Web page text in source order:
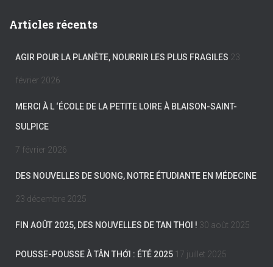
Articles récents
AGIR POUR LA PLANÈTE, NOURRIR LES PLUS FRAGILES 23
février 2026
MERCI À L ‘ÉCOLE DE LA PETITE LOIRE À BLAISON-SAINT-
SULPICE
7 février 2026
DES NOUVELLES DE SUONG, NOTRE ÉTUDIANTE EN MÉDECINE
23 décembre 2025
FIN AOÛT 2025, DES NOUVELLES DE TAN THOI ! 30 août 2025
POUSSE-POUSSE À TÂN THỚI : ÉTÉ 2025 17 juillet 2025